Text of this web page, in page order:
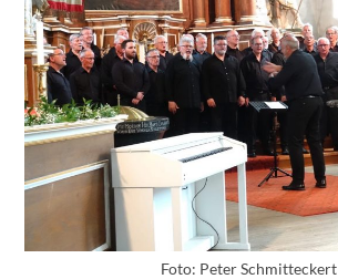
Foto: Peter Schmitteckert